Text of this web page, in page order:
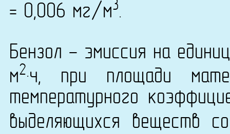
= 0,006 мг/м3.
Бензол - эмиссия на
м2·ч, при площади
температурного
выделяющихся веществ